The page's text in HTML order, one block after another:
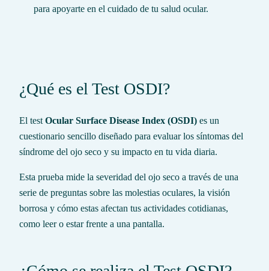
para apoyarte en el cuidado de tu salud ocular.
¿Qué es el Test OSDI?
El test Ocular Surface Disease Index (OSDI) es un
cuestionario sencillo diseñado para evaluar los síntomas del
síndrome del ojo seco y su impacto en tu vida diaria.
Esta prueba mide la severidad del ojo seco a través de una
serie de preguntas sobre las molestias oculares, la visión
borrosa y cómo estas afectan tus actividades cotidianas,
como leer o estar frente a una pantalla.